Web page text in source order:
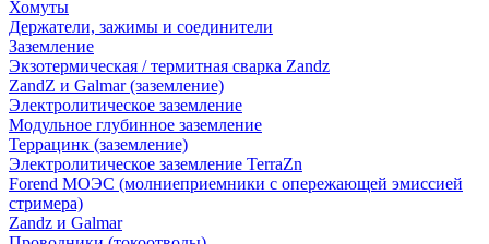
Хомуты
Держатели, зажимы и соединители
Заземление
Экзотермическая / термитная сварка Zandz
ZandZ и Galmar (заземление)
Электролитическое заземление
Модульное глубинное заземление
Террацинк (заземление)
Электролитическое заземление TerraZn
Forend МОЭС (молниеприемники с опережающей эмиссией
стримера)
Zandz и Galmar